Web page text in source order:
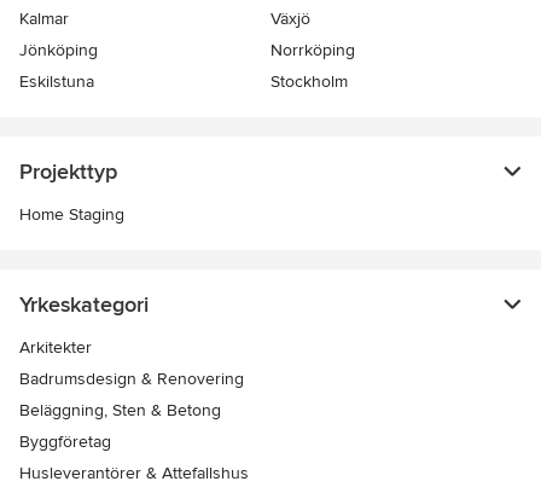
Kalmar
Växjö
Jönköping
Norrköping
Eskilstuna
Stockholm
Projekttyp
Home Staging
Yrkeskategori
Arkitekter
Badrumsdesign & Renovering
Beläggning, Sten & Betong
Byggföretag
Husleverantörer & Attefallshus